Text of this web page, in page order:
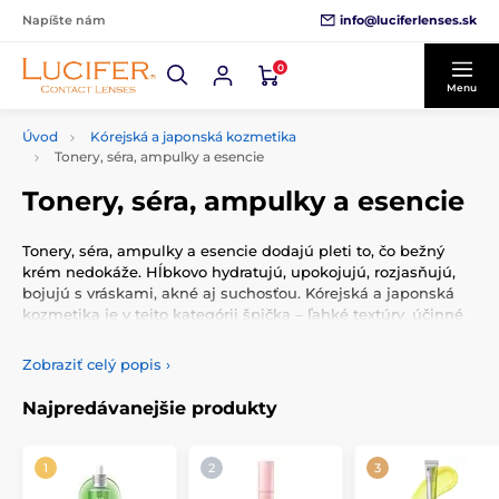
Napíšte nám info@luciferlenses.sk
0
Menu
Úvod
Kórejská a japonská kozmetika
Tonery, séra, ampulky a esencie
Tonery, séra, ampulky a esencie
Tonery, séra, ampulky a esencie dodajú pleti to, čo bežný
krém nedokáže. Hĺbkovo hydratujú, upokojujú, rozjasňujú,
bojujú s vráskami, akné aj suchosťou. Kórejská a japonská
kozmetika je v tejto kategórii špička – ľahké textúry, účinné
Tonery, séra, ampulky a esencie patria medzi najúčinnejšie
problémy a prinášajú rýchle aj dlhodobé výsledky. Ak chceš
regeneráciu alebo upokojiť podráždenie, toto je presne to, čo
hľadáš.
Zobraziť celý popis ›
Najpredávanejšie produkty